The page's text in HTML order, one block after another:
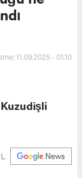
11.09.2025 - 01:10